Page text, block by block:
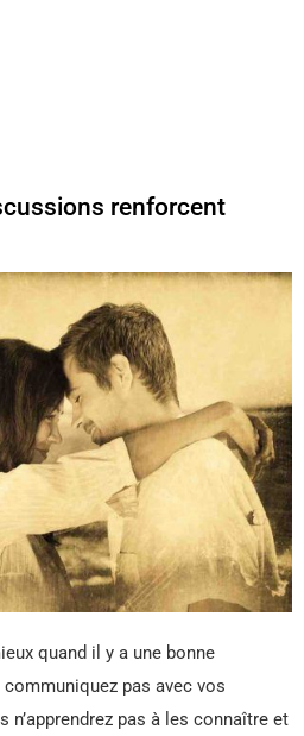
renforcent
quand il y a une bonne
pas avec vos
pas à les connaître et